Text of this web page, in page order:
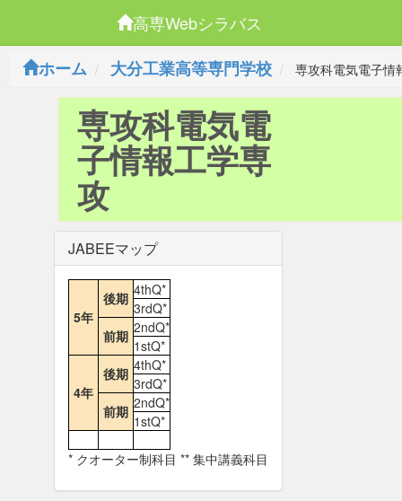
高専Webシラバス
ホーム
大分工業高等専門学校 専攻科電気電子情
専攻科電気電
子情報工学専
攻
JABEEマップ
5年
後期 4thQ*
3rdQ*
前期 2ndQ*
1stQ*
4年
後期 4thQ*
3rdQ*
前期 2ndQ*
1stQ*
* クオーター制科目 ** 集中講義科目